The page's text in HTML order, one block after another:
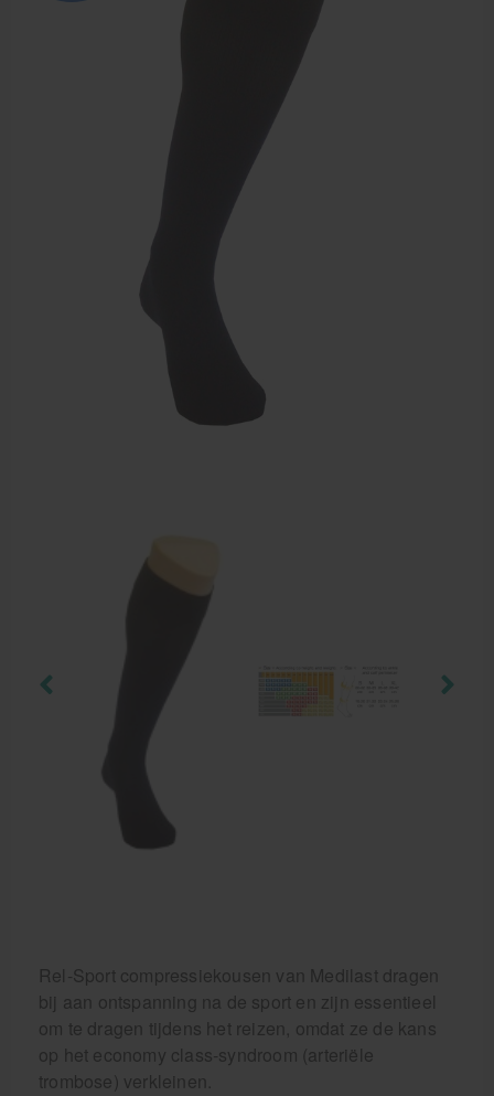
Pols- en duimbrace
Compressiekleding
Inlegzooltjes en hakstukjes
Nekbrace en hoofdbescherming
Rel-Sport compressiekousen van Medilast dragen
bij aan ontspanning na de sport en zijn essentieel
om te dragen tijdens het reizen, omdat ze de kans
op het economy class-syndroom (arteriële
trombose) verkleinen.